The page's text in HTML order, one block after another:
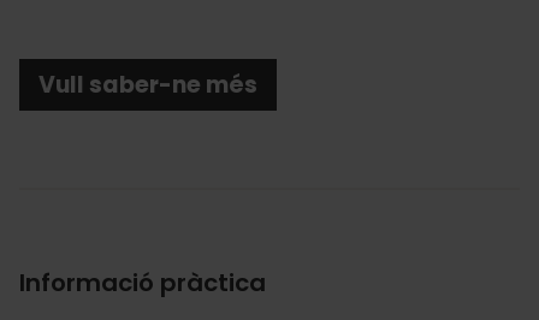
Vull saber-ne més
Informació pràctica